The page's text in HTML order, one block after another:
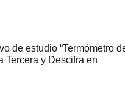
de estudio “Termómetro
Tercera y Descifra en